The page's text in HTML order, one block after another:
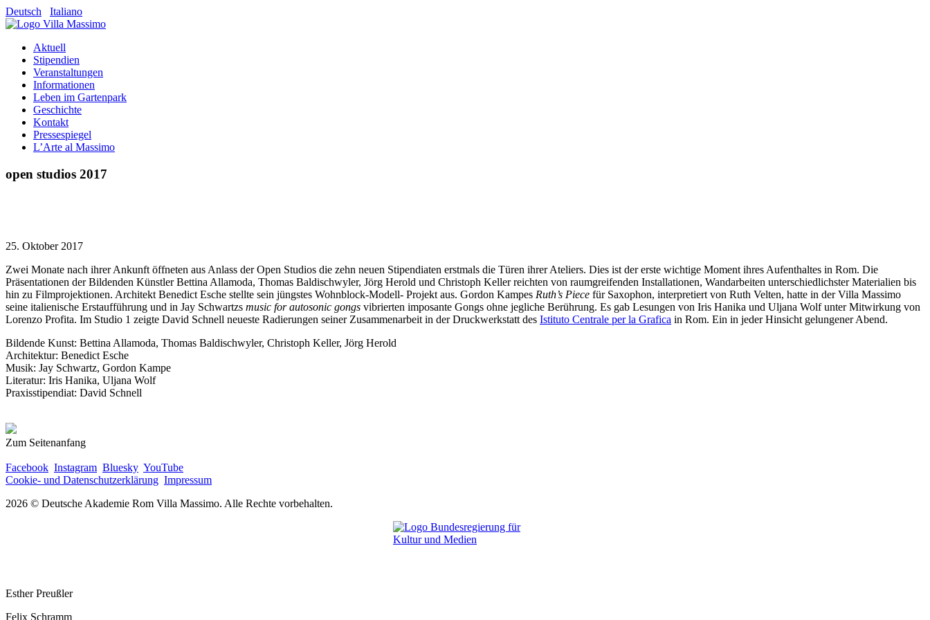
Deutsch Italiano
Aktuell
Stipendien
Veranstaltungen
Informationen
Leben im Gartenpark
Geschichte
Kontakt
Pressespiegel
L’Arte al Massimo
open studios 2017
25. Oktober 2017
Zwei Monate nach ihrer Ankunft öffneten aus Anlass der Open Studios die zehn neuen Stipendiaten erstmals die Türen ihrer Ateliers. Dies ist der erste wichtige Moment ihres Aufenthaltes in Rom. Die
Präsentationen der Bildenden Künstler Bettina Allamoda, Thomas Baldischwyler, Jörg Herold und Christoph Keller reichten von raumgreifenden Installationen, Wandarbeiten unterschiedlichster Materialien bis
hin zu Filmprojektionen. Architekt Benedict Esche stellte sein jüngstes Wohnblock-Modell- Projekt aus. Gordon Kampes Ruth’s Piece für Saxophon, interpretiert von Ruth Velten, hatte in der Villa Massimo
seine italienische Erstaufführung und in Jay Schwartzs music for autosonic gongs vibrierten imposante Gongs ohne jegliche Berührung. Es gab Lesungen von Iris Hanika und Uljana Wolf unter Mitwirkung von
Lorenzo Profita. Im Studio 1 zeigte David Schnell neueste Radierungen seiner Zusammenarbeit in der Druckwerkstatt des Istituto Centrale per la Grafica in Rom. Ein in jeder Hinsicht gelungener Abend.
Bildende Kunst: Bettina Allamoda, Thomas Baldischwyler, Christoph Keller, Jörg Herold
Architektur: Benedict Esche
Musik: Jay Schwartz, Gordon Kampe
Literatur: Iris Hanika, Uljana Wolf
Praxisstipendiat: David Schnell
Zum Seitenanfang
Facebook Instagram Bluesky YouTube
Cookie- und Datenschutzerklärung Impressum
2026 © Deutsche Akademie Rom Villa Massimo. Alle Rechte vorbehalten.
Esther Preußler
Felix Schramm